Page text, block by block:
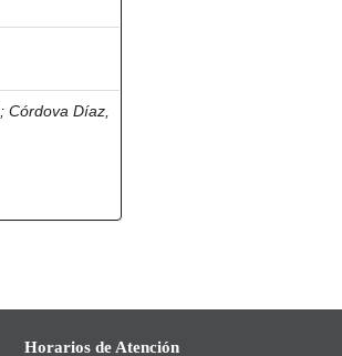
;Córdova Díaz,
Horarios de Atención